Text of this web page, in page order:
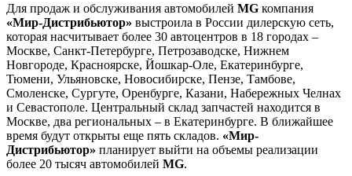
Для продаж и обслуживания автомобилей MG компания
«Мир-Дистрибьютор» выстроила в России дилерскую сеть,
которая насчитывает более 30 автоцентров в 18 городах –
Москве, Санкт-Петербурге, Петрозаводске, Нижнем
Новгороде, Красноярске, Йошкар-Оле, Екатеринбурге,
Тюмени, Ульяновске, Новосибирске, Пензе, Тамбове,
Смоленске, Сургуте, Оренбурге, Казани, Набережных Челнах
и Севастополе. Центральный склад запчастей находится в
Москве, два региональных – в Екатеринбурге. В ближайшее
время будут открыты еще пять складов. «Мир-
Дистрибьютор» планирует выйти на объемы реализации
более 20 тысяч автомобилей MG.